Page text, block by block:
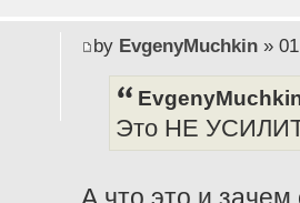
by EvgenyMuchkin» 01
Это НЕ